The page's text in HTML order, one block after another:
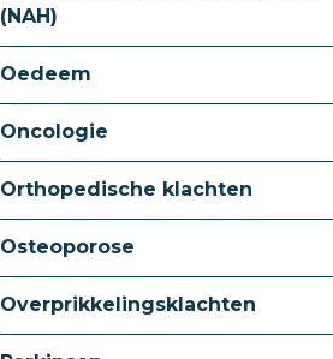
(NAH)
Oedeem
Oncologie
Orthopedische klachten
Osteoporose
Overprikkelingsklachten